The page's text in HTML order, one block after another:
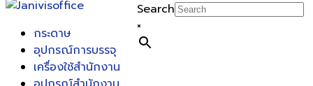
Search
×
กระดาษ
อุปกรณ์การบรรจุ
เครื่องใช้สำนักงาน